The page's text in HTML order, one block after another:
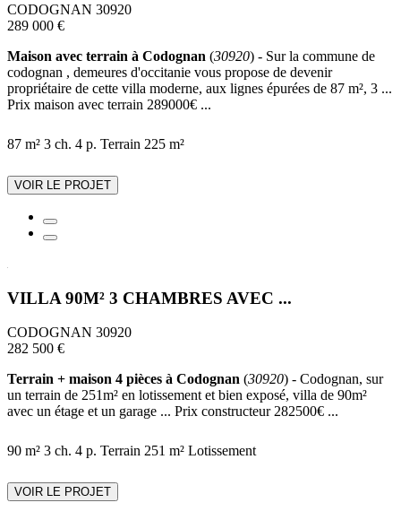
CODOGNAN 30920
289 000 €
Maison avec terrain à Codognan (30920) - Sur la commune de
codognan , demeures d'occitanie vous propose de devenir
propriétaire de cette villa moderne, aux lignes épurées de 87 m², 3 ...
Prix maison avec terrain 289000€ ...
87 m² 3 ch. 4 p. Terrain 225 m²
VOIR LE PROJET
VILLA 90M² 3 CHAMBRES AVEC ...
CODOGNAN 30920
282 500 €
Terrain + maison 4 pièces à Codognan (30920) - Codognan, sur
un terrain de 251m² en lotissement et bien exposé, villa de 90m²
avec un étage et un garage ... Prix constructeur 282500€ ...
90 m² 3 ch. 4 p. Terrain 251 m² Lotissement
VOIR LE PROJET